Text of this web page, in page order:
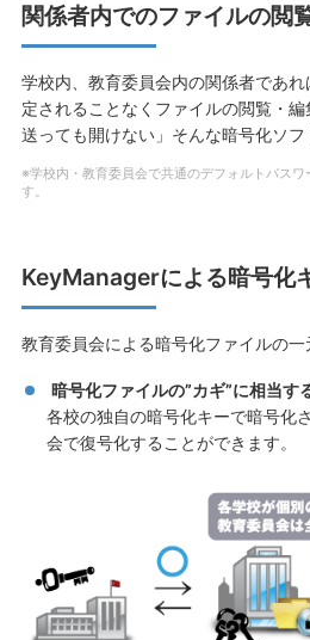
関係者内でのファイルの閲
学校内、教育委員会内の関係者であ
定されることなくファイルの閲覧・
送っても開けない」そんな暗号化ソフ
※学校内・教育委員会で共通のデフォルトパスワ
す。
KeyManagerによる暗号化
教育委員会による暗号化ファイルの一
暗号化ファイルの”カギ”に相当す
各校の独自の暗号化キーで暗号化
会で復号化することができます。